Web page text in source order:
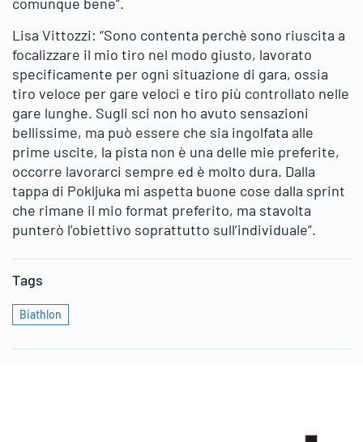
Lisa Vittozzi: “Sono contenta perchè sono riuscita a
focalizzare il mio tiro nel modo giusto, lavorato
specificamente per ogni situazione di gara, ossia
tiro veloce per gare veloci e tiro più controllato nelle
gare lunghe. Sugli sci non ho avuto sensazioni
bellissime, ma può essere che sia ingolfata alle
prime uscite, la pista non è una delle mie preferite,
occorre lavorarci sempre ed è molto dura. Dalla
tappa di Pokljuka mi aspetta buone cose dalla sprint
che rimane il mio format preferito, ma stavolta
punterò l’obiettivo soprattutto sull’individuale”.
Tags
Biathlon